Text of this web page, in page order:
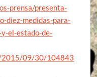
prensa/presenta-
diez-medidas-para-
el-estado-de-
2015/09/30/104843